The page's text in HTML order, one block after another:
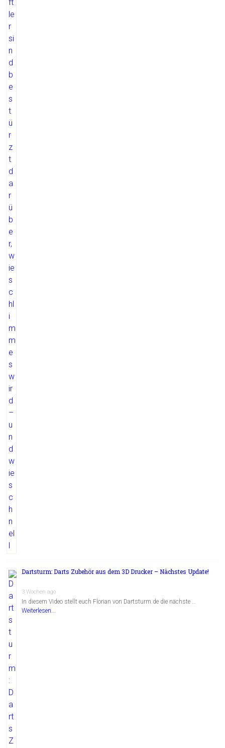
Dartsturm: Darts Zubehör aus dem 3D Drucker – Nächstes Update!
3 Wochen ago
In diesem Video stellt euch Florian von Dartsturm.de die nächste …
Weiterlesen...